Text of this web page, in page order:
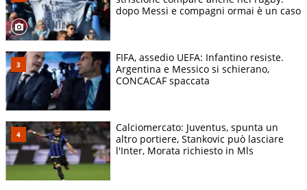
dopo Messi e compagni ormai è un caso
FIFA, assedio UEFA: Infantino resiste.
Argentina e Messico si schierano,
CONCACAF spaccata
Calciomercato: Juventus, spunta un
altro portiere, Stankovic può lasciare
l'Inter, Morata richiesto in Mls